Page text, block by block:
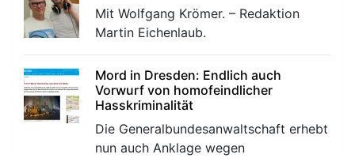
Mit Wolfgang Krömer. – Redaktion
Martin Eichenlaub.
Mord in Dresden: Endlich auch
Vorwurf von homofeindlicher
Hasskriminalität
Die Generalbundesanwaltschaft erhebt
nun auch Anklage wegen